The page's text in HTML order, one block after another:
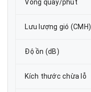
Vòng quay/phút
Lưu lượng gió (CMH)
Độ ồn (dB)
Kích thước chừa lỗ